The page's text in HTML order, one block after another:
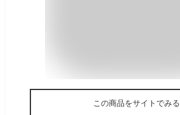
この商品をサイトでみる